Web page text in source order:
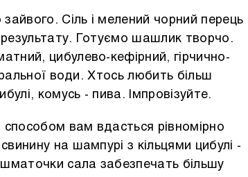
зайвого. Сіль і мелений чорний перець
Готуємо шашлик творчо.
цибулево-кефірний, гірчично-
води. Хтось любить більш
комусь - пива. Імпровізуйте.
способом вам вдасться рівномірно
на шампурі з кільцями цибулі -
сала забезпечать більшу